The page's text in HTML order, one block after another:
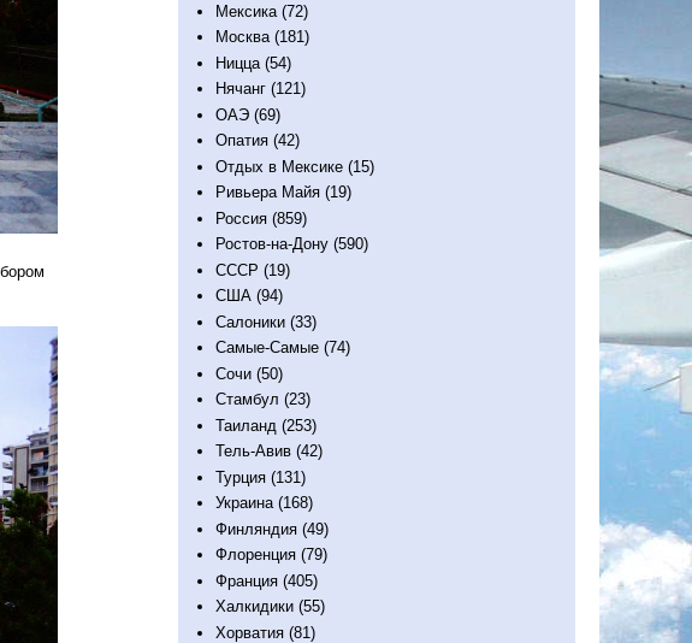
Мексика (72)
Москва (181)
Ницца (54)
Нячанг (121)
ОАЭ (69)
Опатия (42)
Отдых в Мексике (15)
Ривьера Майя (19)
Россия (859)
Ростов-на-Дону (590)
СССР (19)
США (94)
Салоники (33)
Самые-Самые (74)
Сочи (50)
Стамбул (23)
Таиланд (253)
Тель-Авив (42)
Турция (131)
Украина (168)
Финляндия (49)
Флоренция (79)
Франция (405)
Халкидики (55)
Хорватия (81)